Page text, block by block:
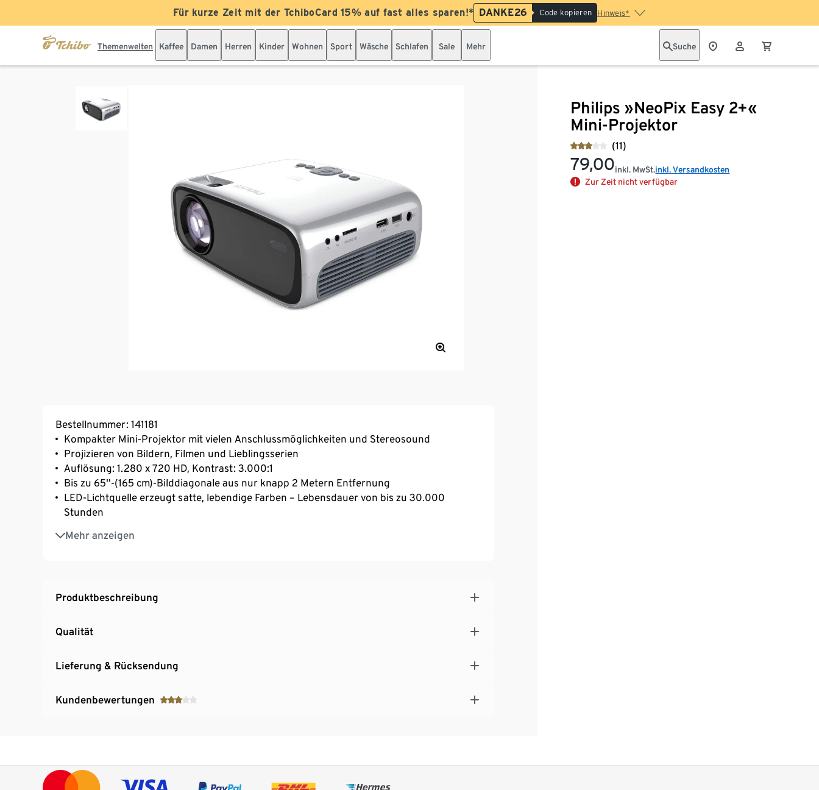
Für kurze Zeit mit der TchiboCard 15% auf fast alles sparen!* DANKE26 Code kopieren Hinweis*
Themenwelten Kaffee Damen Herren Kinder Wohnen Sport Wäsche Schlafen Sale Mehr Suche
Philips »NeoPix Easy 2+«
Mini-Projektor
(11)
79,00inkl. MwSt.inkl. Versandkosten
Zur Zeit nicht verfügbar
Bestellnummer: 141181
Kompakter Mini-Projektor mit vielen Anschlussmöglichkeiten und Stereosound
Projizieren von Bildern, Filmen und Lieblingsserien
Auflösung: 1.280 x 720 HD, Kontrast: 3.000:1
Bis zu 65''-(165 cm)-Bilddiagonale aus nur knapp 2 Metern Entfernung
LED-Lichtquelle erzeugt satte, lebendige Farben – Lebensdauer von bis zu 30.000
Stunden
Mehr anzeigen
Integrierte 2x3-Watt-Stereo-Lautsprecher
Digitale Fokus- und Trapezkorrektur
Produktbeschreibung
Qualität
Lieferung & Rücksendung
Kundenbewertungen